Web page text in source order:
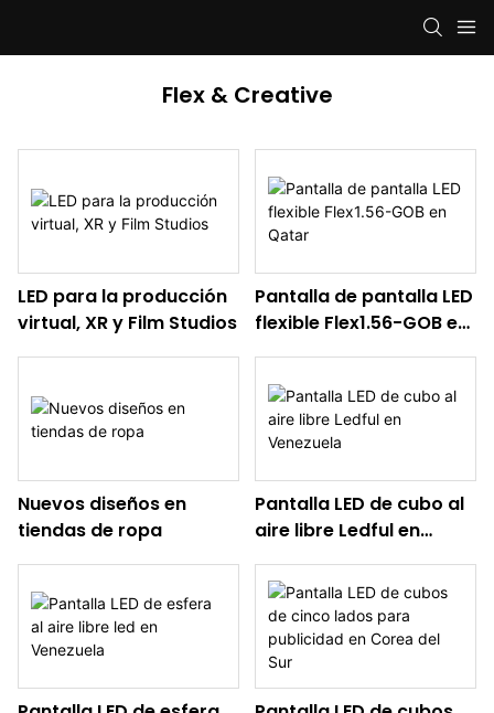
Flex & Creative
LED para la producción
virtual, XR y Film Studios
Pantalla de pantalla LED
flexible Flex1.56-GOB en
Nuevos diseños en
tiendas de ropa
Pantalla LED de cubo al
aire libre Ledful en